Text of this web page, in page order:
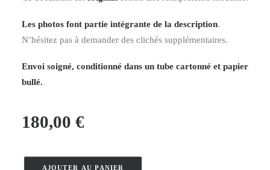
Les photos font partie intégrante de la description.
N’hésitez pas à demander des clichés supplémentaires.
Envoi soigné, conditionné dans un tube cartonné et papier
bullé.
180,00 €
AJOUTER AU PANIER